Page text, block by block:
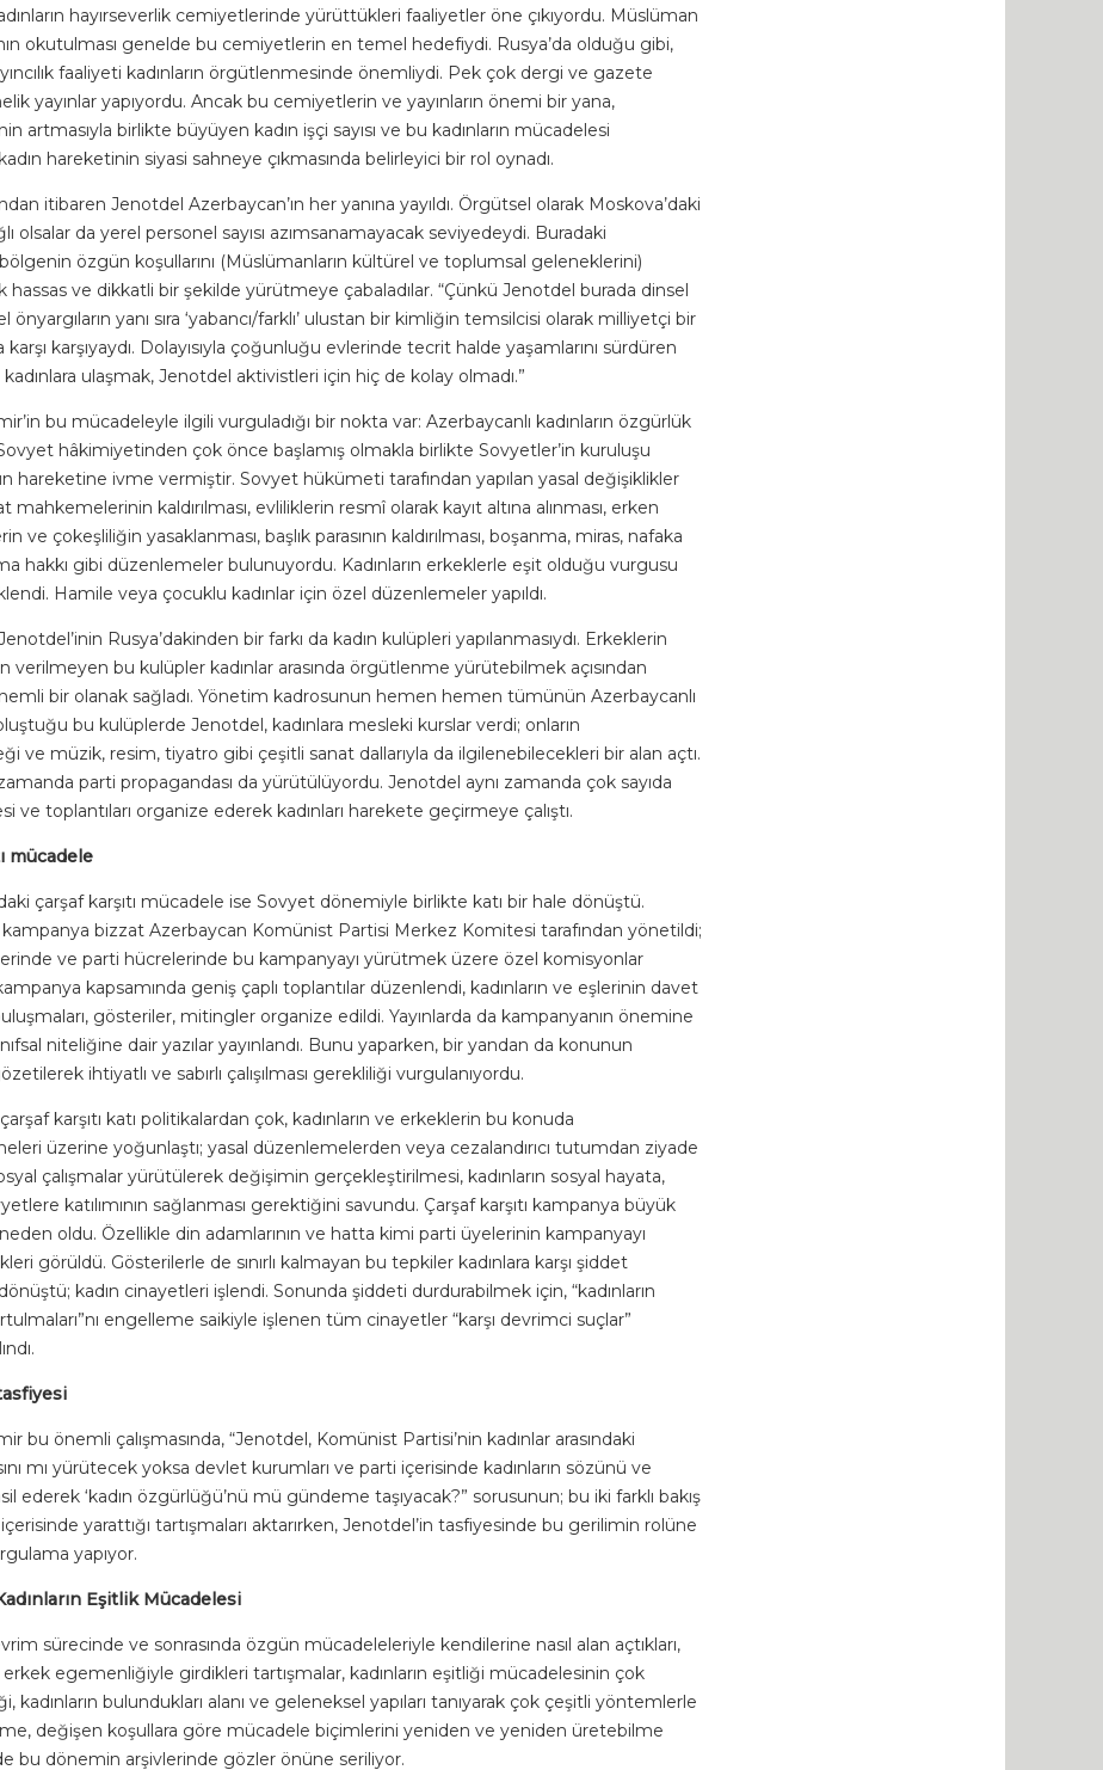
hayırseverlik cemiyetlerinde yürüttükleri faaliyetler öne çıkıyordu. Müslüman
okutulması genelde bu cemiyetlerin en temel hedefiydi. Rusya’da olduğu gibi,
faaliyeti kadınların örgütlenmesinde önemliydi. Pek çok dergi ve gazete
yayınlar yapıyordu. Ancak bu cemiyetlerin ve yayınların önemi bir yana,
artmasıyla birlikte büyüyen kadın işçi sayısı ve bu kadınların mücadelesi
hareketinin siyasi sahneye çıkmasında belirleyici bir rol oynadı.
itibaren Jenotdel Azerbaycan’ın her yanına yayıldı. Örgütsel olarak Moskova’daki
olsalar da yerel personel sayısı azımsanamayacak seviyedeydi. Buradaki
bölgenin özgün koşullarını (Müslümanların kültürel ve toplumsal geleneklerini)
hassas ve dikkatli bir şekilde yürütmeye çabaladılar. “Çünkü Jenotdel burada dinsel
önyargıların yanı sıra ‘yabancı/farklı’ ulustan bir kimliğin temsilcisi olarak milliyetçi bir
karşı karşıyaydı. Dolayısıyla çoğunluğu evlerinde tecrit halde yaşamlarını sürdüren
kadınlara ulaşmak, Jenotdel aktivistleri için hiç de kolay olmadı.”
bu mücadeleyle ilgili vurguladığı bir nokta var: Azerbaycanlı kadınların özgürlük
hâkimiyetinden çok önce başlamış olmakla birlikte Sovyetler’in kuruluşu
hareketine ivme vermiştir. Sovyet hükümeti tarafından yapılan yasal değişiklikler
mahkemelerinin kaldırılması, evliliklerin resmî olarak kayıt altına alınması, erken
ve çokeşliliğin yasaklanması, başlık parasının kaldırılması, boşanma, miras, nafaka
hakkı gibi düzenlemeler bulunuyordu. Kadınların erkeklerle eşit olduğu vurgusu
Hamile veya çocuklu kadınlar için özel düzenlemeler yapıldı.
Rusya’dakinden bir farkı da kadın kulüpleri yapılanmasıydı. Erkeklerin
verilmeyen bu kulüpler kadınlar arasında örgütlenme yürütebilmek açısından
bir olanak sağladı. Yönetim kadrosunun hemen hemen tümünün Azerbaycanlı
bu kulüplerde Jenotdel, kadınlara mesleki kurslar verdi; onların
ve müzik, resim, tiyatro gibi çeşitli sanat dallarıyla da ilgilenebilecekleri bir alan açtı.
parti propagandası da yürütülüyordu. Jenotdel aynı zamanda çok sayıda
ve toplantıları organize ederek kadınları harekete geçirmeye çalıştı.
mücadele
çarşaf karşıtı mücadele ise Sovyet dönemiyle birlikte katı bir hale dönüştü.
kampanya bizzat Azerbaycan Komünist Partisi Merkez Komitesi tarafından yönetildi;
ve parti hücrelerinde bu kampanyayı yürütmek üzere özel komisyonlar
kapsamında geniş çaplı toplantılar düzenlendi, kadınların ve eşlerinin davet
gösteriler, mitingler organize edildi. Yayınlarda da kampanyanın önemine
niteliğine dair yazılar yayınlandı. Bunu yaparken, bir yandan da konunun
ihtiyatlı ve sabırlı çalışılması gerekliliği vurgulanıyordu.
karşıtı katı politikalardan çok, kadınların ve erkeklerin bu konuda
üzerine yoğunlaştı; yasal düzenlemelerden veya cezalandırıcı tutumdan ziyade
çalışmalar yürütülerek değişimin gerçekleştirilmesi, kadınların sosyal hayata,
katılımının sağlanması gerektiğini savundu. Çarşaf karşıtı kampanya büyük
oldu. Özellikle din adamlarının ve hatta kimi parti üyelerinin kampanyayı
görüldü. Gösterilerle de sınırlı kalmayan bu tepkiler kadınlara karşı şiddet
kadın cinayetleri işlendi. Sonunda şiddeti durdurabilmek için, “kadınların
engelleme saikiyle işlenen tüm cinayetler “karşı devrimci suçlar”
bu önemli çalışmasında, “Jenotdel, Komünist Partisi’nin kadınlar arasındaki
mı yürütecek yoksa devlet kurumları ve parti içerisinde kadınların sözünü ve
ederek ‘kadın özgürlüğü’nü mü gündeme taşıyacak?” sorusunun; bu iki farklı bakış
içerisinde yarattığı tartışmaları aktarırken, Jenotdel’in tasfiyesinde bu gerilimin rolüne
yapıyor.
Eşitlik Mücadelesi
sürecinde ve sonrasında özgün mücadeleleriyle kendilerine nasıl alan açtıkları,
egemenliğiyle girdikleri tartışmalar, kadınların eşitliği mücadelesinin çok
kadınların bulundukları alanı ve geleneksel yapıları tanıyarak çok çeşitli yöntemlerle
değişen koşullara göre mücadele biçimlerini yeniden ve yeniden üretebilme
bu dönemin arşivlerinde gözler önüne seriliyor.